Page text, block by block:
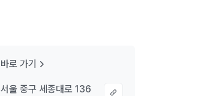
바로 가기
서울 중구 세종대로 136